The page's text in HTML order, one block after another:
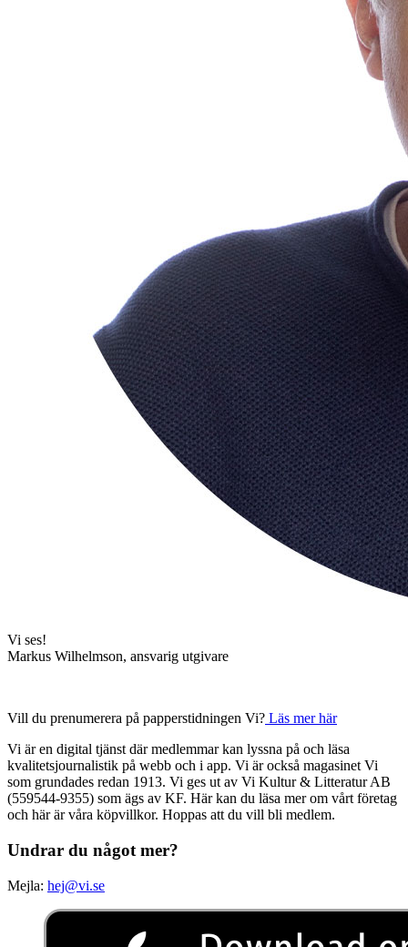
Vi ses!
Markus Wilhelmson, ansvarig utgivare
Vill du prenumerera på papperstidningen Vi? Läs mer här
Vi är en digital tjänst där medlemmar kan lyssna på och läsa
kvalitetsjournalistik på webb och i app. Vi är också magasinet Vi
som grundades redan 1913. Vi ges ut av Vi Kultur & Litteratur AB
(559544-9355) som ägs av KF. Här kan du läsa mer om vårt företag
och här är våra köpvillkor. Hoppas att du vill bli medlem.
Undrar du något mer?
Mejla: hej@vi.se